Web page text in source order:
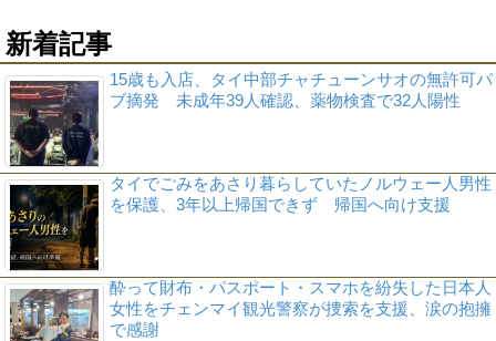
新着記事
15歳も入店、タイ中部チャチューンサオの無許可パ
ブ摘発 未成年39人確認、薬物検査で32人陽性
タイでごみをあさり暮らしていたノルウェー人男性
を保護、3年以上帰国できず 帰国へ向け支援
酔って財布・パスポート・スマホを紛失した日本人
女性をチェンマイ観光警察が捜索を支援、涙の抱擁
で感謝